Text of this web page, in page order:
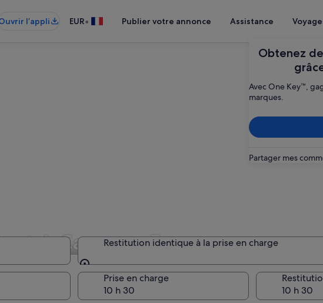
l’appli EUR• Publier votre annonce Assistance
Obtenez
Avec One Key™,
marques.
Partager mes
A Car pour France
Restitution identique à la prise en charge
Restitution identique à la prise en charge
Prise en charge